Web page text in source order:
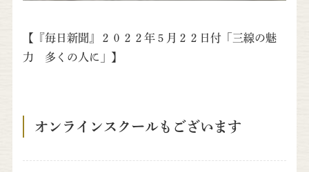
【『毎日新聞』２０２２年５月２２日付「三線の魅
力 多くの人に」】
オンラインスクールもございます